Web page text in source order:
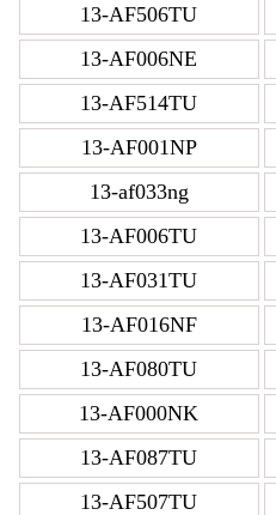
13-AF506TU
13-AF006NE
13-AF514TU
13-AF001NP
13-af033ng
13-AF006TU
13-AF031TU
13-AF016NF
13-AF080TU
13-AF000NK
13-AF087TU
13-AF507TU